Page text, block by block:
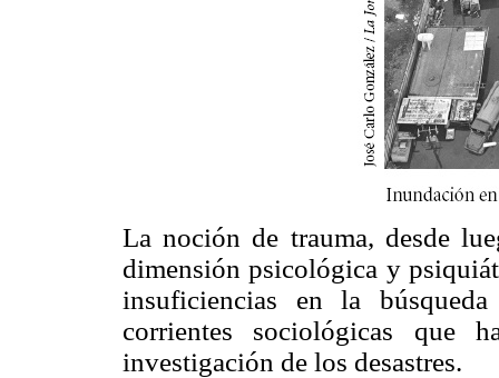
La noción de trauma, desde
dimensión psicológica y
insuficiencias en la
corrientes sociológicas que
investigación de los desastres.